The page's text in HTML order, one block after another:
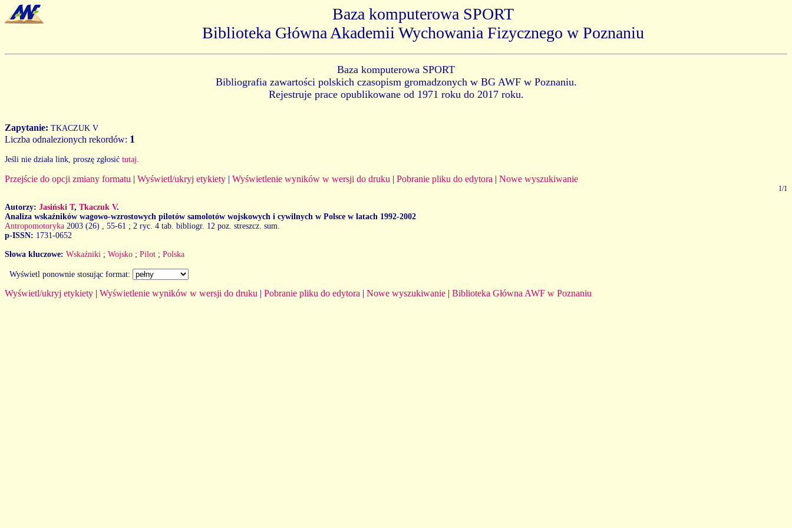
Baza komputerowa SPORT
Biblioteka Główna Akademii Wychowania Fizycznego w Poznaniu
Baza komputerowa SPORT
Bibliografia zawartości polskich czasopism gromadzonych w BG AWF w Poznaniu.
Rejestruje prace opublikowane od 1971 roku do 2017 roku.
Zapytanie: TKACZUK V
Liczba odnalezionych rekordów: 1
Jeśli nie działa link, proszę zgłosić tutaj
Przejście do opcji zmiany formatu | Wyświetl/ukryj etykiety | Wyświetlenie wyników w wersji do druku | Pobranie pliku do edytora | Nowe wyszukiwanie
1/1
Autorzy: Jasiński T, Tkaczuk V.
Analiza wskaźników wagowo-wzrostowych pilotów samolotów wojskowych i cywilnych w Polsce w latach 1992-2002
Antropomotoryka 2003 (26)
, 55-61 ; 2 ryc. 4 tab. bibliogr. 12 poz. streszcz. sum.
p-ISSN: 1731-0652
Słowa kluczowe: Wskaźniki ; Wojsko ; Pilot ; Polska
Wyświetl ponownie stosując format:
Wyświetl/ukryj etykiety | Wyświetlenie wyników w wersji do druku | Pobranie pliku do edytora | Nowe wyszukiwanie | Biblioteka Główna AWF w Poznaniu